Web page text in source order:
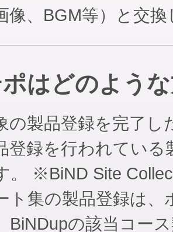
像、BGM等）と交
はどのよう
の製品登録を完了
登録を行われてい
。 ※BiND Site
ト集の製品登録は
BiNDupの該当コー